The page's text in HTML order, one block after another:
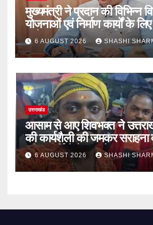
मुख्यमंत्री ने प्रदान की विभिन्न
योजनाओं एवं निर्माण कार्यों के
करोड़ की वित्तीय स्वीकृति
6 AUGUST 2026 SHASHI
उत्तराखंड
आसाम से आए शिवभक्त ने
की कार्यशैली की जमकर सराहना
पुलिसकर्मियों के सहयोगात्मक
खुलकर प्रशंसा
6 AUGUST 2026 SHASHI